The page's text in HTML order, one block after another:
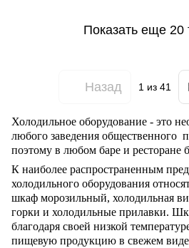
Показать еще 20
Назад 1из 41
Холодильное оборудование - это
любого заведения общественного
поэтому в любом баре и ресторане
К наиболее распространенным
холодильного оборудования
шкаф морозильный, холодильная
горки и холодильные прилавки.
благодаря своей низкой
пищевую продукцию в свежем